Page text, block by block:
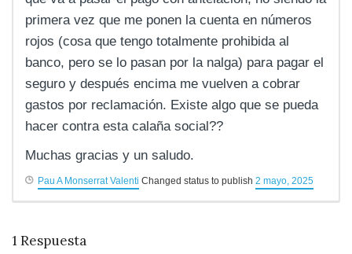
primera vez que me ponen la cuenta en números
rojos (cosa que tengo totalmente prohibida al
banco, pero se lo pasan por la nalga) para pagar el
seguro y después encima me vuelven a cobrar
gastos por reclamación. Existe algo que se pueda
hacer contra esta calaña social??
Muchas gracias y un saludo.
Pau A Monserrat Valenti Changed status to publish 2 mayo, 2025
1 Respuesta